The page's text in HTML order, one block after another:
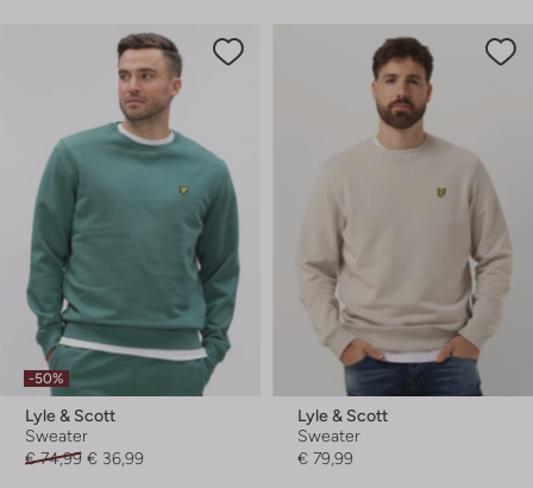
-50%
Lyle & Scott
Sweater
€ 74,99 € 36,99
Lyle & Scott
Sweater
€ 79,99